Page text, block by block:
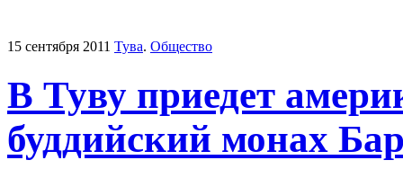
15 сентября 2011 Тува. Общество
В Туву приедет
буддийский монах